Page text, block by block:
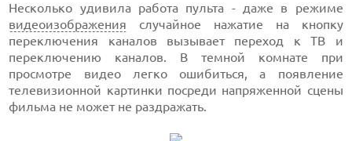
Несколько удивила работа пульта - даже в режиме
видеоизображения случайное нажатие на кнопку
переключения каналов вызывает переход к ТВ и
переключению каналов. В темной комнате при
просмотре видео легко ошибиться, а появление
телевизионной картинки посреди напряженной сцены
фильма не может не раздражать.